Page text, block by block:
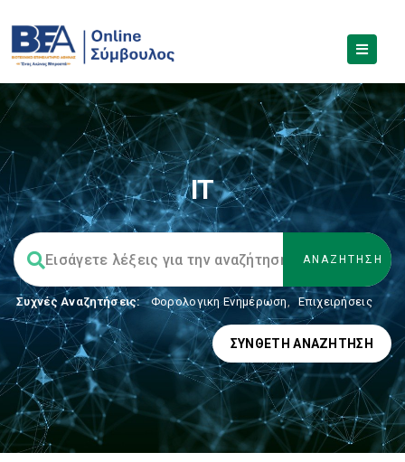
ΙΤ
Συχνές Αναζητήσεις: Φορολογικη Ενημέρωση, Επιχειρήσεις
ΣΎΝΘΕΤΗ ΑΝΑΖΉΤΗΣΗ